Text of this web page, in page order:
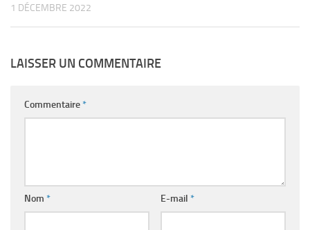
1 DÉCEMBRE 2022
LAISSER UN COMMENTAIRE
Commentaire*
Nom * E-mail *